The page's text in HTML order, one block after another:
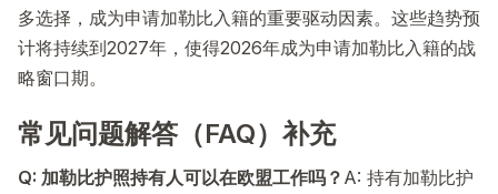
多选择，成为申请加勒比入籍的重要驱动因素。这些趋势预
计将持续到2027年，使得2026年成为申请加勒比入籍的战
略窗口期。
常见问题解答（FAQ）补充
Q: 加勒比护照持有人可以在欧盟工作吗？ A: 持有加勒比护